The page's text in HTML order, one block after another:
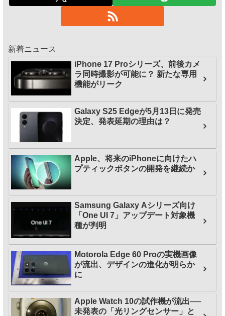
新着ニュース
iPhone 17 Proシリーズ、前後カメ
ラ同時撮影が可能に？ 新たな専用
機能がリーク
Galaxy S25 Edgeが5月13日に発売
決定、発表延期の理由は？
Apple、将来のiPhoneに向けたハ
プティックボタンの開発を継続か
Samsung Galaxy Aシリーズ向け
「One UI 7」アップデート対象機
種が判明
Motorola Edge 60 Proの実機画像
が流出、デザインの進化が明らか
に
Apple Watch 10の試作機が流出──
未発表の「光リングセンサー」と